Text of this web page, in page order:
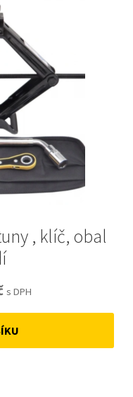
, klíč, obal
Current
price
is:
s DPH